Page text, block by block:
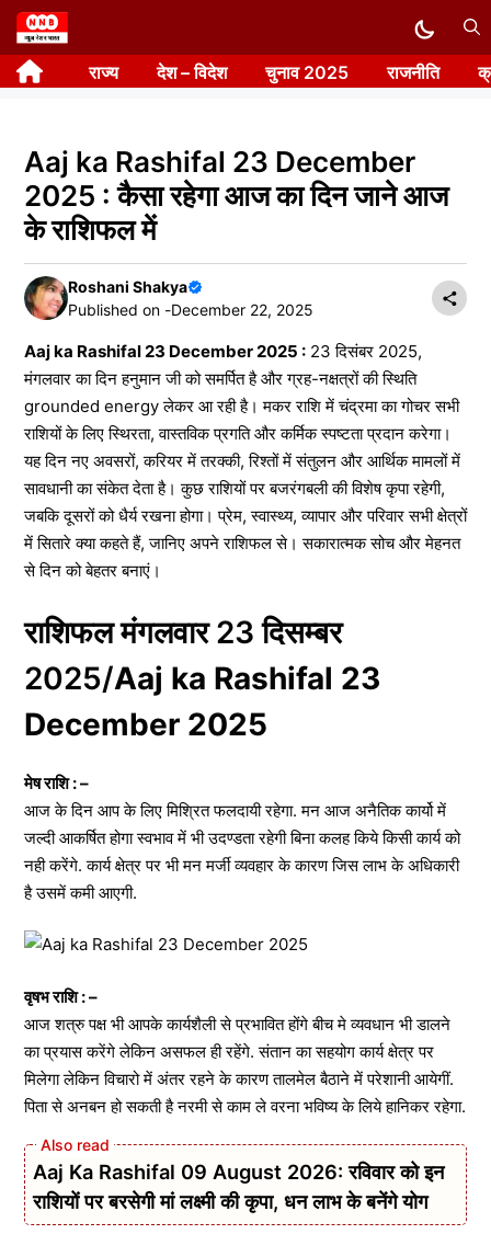
Skip
to
content राज्य देश – विदेश चुनाव 2025 राजनीति
Aaj ka Rashifal 23 December
2025 : कैसा रहेगा आज का दिन जाने आज
के राशिफल में
Roshani Shakya
Published on -December 22, 2025
Aaj ka Rashifal 23 December 2025 : 23 दिसंबर 2025,
मंगलवार का दिन हनुमान जी को समर्पित है और ग्रह-नक्षत्रों की स्थिति
grounded energy लेकर आ रही है। मकर राशि में चंद्रमा का गोचर सभी
राशियों के लिए स्थिरता, वास्तविक प्रगति और कर्मिक स्पष्टता प्रदान करेगा।
यह दिन नए अवसरों, करियर में तरक्की, रिश्तों में संतुलन और आर्थिक मामलों में
सावधानी का संकेत देता है। कुछ राशियों पर बजरंगबली की विशेष कृपा रहेगी,
जबकि दूसरों को धैर्य रखना होगा। प्रेम, स्वास्थ्य, व्यापार और परिवार सभी क्षेत्रों
में सितारे क्या कहते हैं, जानिए अपने राशिफल से। सकारात्मक सोच और मेहनत
से दिन को बेहतर बनाएं।
राशिफल मंगलवार 23 दिसम्बर
2025/Aaj ka Rashifal 23
December 2025
मेष राशि : –
आज के दिन आप के लिए मिश्रित फलदायी रहेगा. मन आज अनैतिक कार्यो में
जल्दी आकर्षित होगा स्वभाव में भी उदण्डता रहेगी बिना कलह किये किसी कार्य को
नही करेंगे. कार्य क्षेत्र पर भी मन मर्जी व्यवहार के कारण जिस लाभ के अधिकारी
है उसमें कमी आएगी.
वृषभ राशि : –
आज शत्रु पक्ष भी आपके कार्यशैली से प्रभावित होंगे बीच मे व्यवधान भी डालने
का प्रयास करेंगे लेकिन असफल ही रहेंगे. संतान का सहयोग कार्य क्षेत्र पर
मिलेगा लेकिन विचारो में अंतर रहने के कारण तालमेल बैठाने में परेशानी आयेगीं.
पिता से अनबन हो सकती है नरमी से काम ले वरना भविष्य के लिये हानिकर रहेगा.
Aaj Ka Rashifal 09 August 2026: रविवार को इन
राशियों पर बरसेगी मां लक्ष्मी की कृपा, धन लाभ के बनेंगे योग